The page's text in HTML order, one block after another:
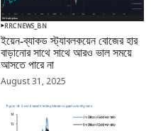
RRCNEWS_BN
ইয়েন-ব্যাকড স্ট্যাবলকয়েন বোজের হার
বাড়ানোর সাথে সাথে আরও ভাল সময়ে
আসতে পারে না
August 31, 2025